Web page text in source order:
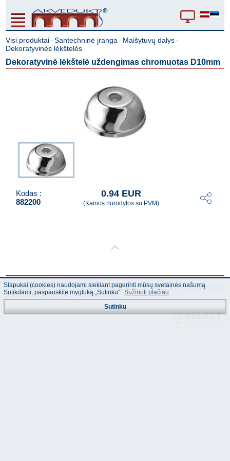
Visi produktai -Santechninė įranga - Maišytuvų dalys -
Dekoratyvinės lėkštelės
Dekoratyvinė lėkštelė uždengimas chromuotas D10mm
Kodas :
882200
0.94 EUR
(Kainos nurodytos su PVM)
© "AS Akvedukts" 2026. Dalinai ar pilnai naudojant duomenis iš šios svetainės
būtina naudoti nuorodą Į "AS Akvedukts"!
Slapukai (cookies) naudojami siekiant pagerinti mūsų svetainės našumą.
Sutikdami, paspauskite mygtuką „Sutinku“. Sužinoti plačiau
Sutinku